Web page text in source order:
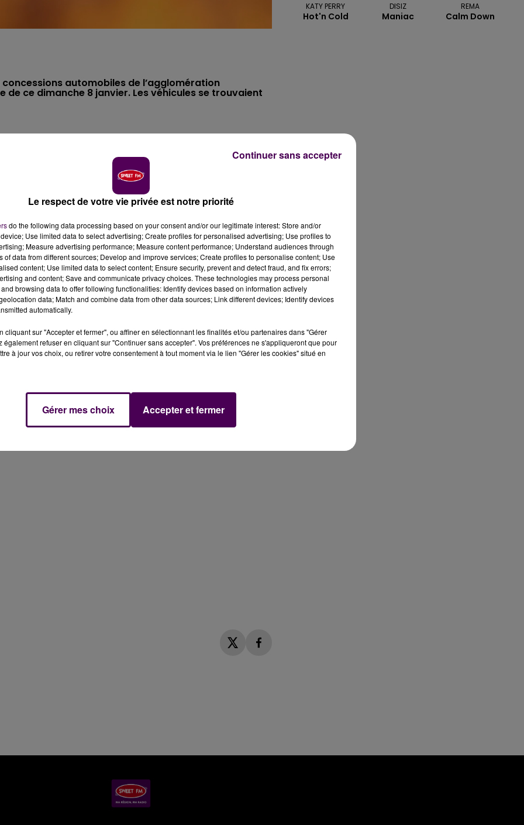
automobiles de l’agglomération
ce dimanche 8 janvier. Les véhicules se trouvaient
peu après 23h30, à Evreux. Pour éteindre un
Au total,
neuf bus destinés au transport scolaire sont
du sinistre. Trente-quatre autres véhicules et les
de nos équipes"
souligne le SDIS 27.
la centaine d'incendies de voitures survenus chez des
lesquels une enquête judiciaire a été ouverte. Au cours
plus d’une centaine de véhicules ont été
automobiles situées à Normanville et à Evreux
KATY PERRY
Hot'n Cold
DISIZ
Maniac
REMA
Calm Down
Le respect de votre vie privée est notre priorité
do the following data processing based on your consent and/or our legitimate interest: Store and/or
Use limited data to select advertising; Create profiles for personalised advertising; Use profiles to
Measure advertising performance; Measure content performance; Understand audiences through
of data from different sources; Develop and improve services; Create profiles to personalise content; Use
content; Use limited data to select content; Ensure security, prevent and detect fraud, and fix errors;
and content; Save and communicate privacy choices. These technologies may process personal
browsing data to offer following functionalities: Identify devices based on information actively
data; Match and combine data from other data sources; Link different devices; Identify devices
automatically.
cliquant sur "Accepter et fermer", ou affiner en sélectionnant les finalités et/ou partenaires dans "Gérer
également refuser en cliquant sur "Continuer sans accepter". Vos préférences ne s'appliqueront que pour
à jour vos choix, ou retirer votre consentement à tout moment via le lien "Gérer les cookies" situé en
Gérer mes choix Accepter et fermer
Continuer sans accepter